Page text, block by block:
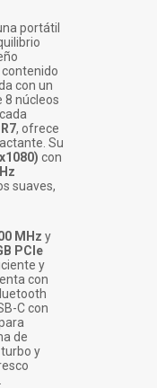
portátil
con un
8 núcleos
, ofrece
Su
con
suaves,
MHz y
PCIe
y
con
C con
de
y